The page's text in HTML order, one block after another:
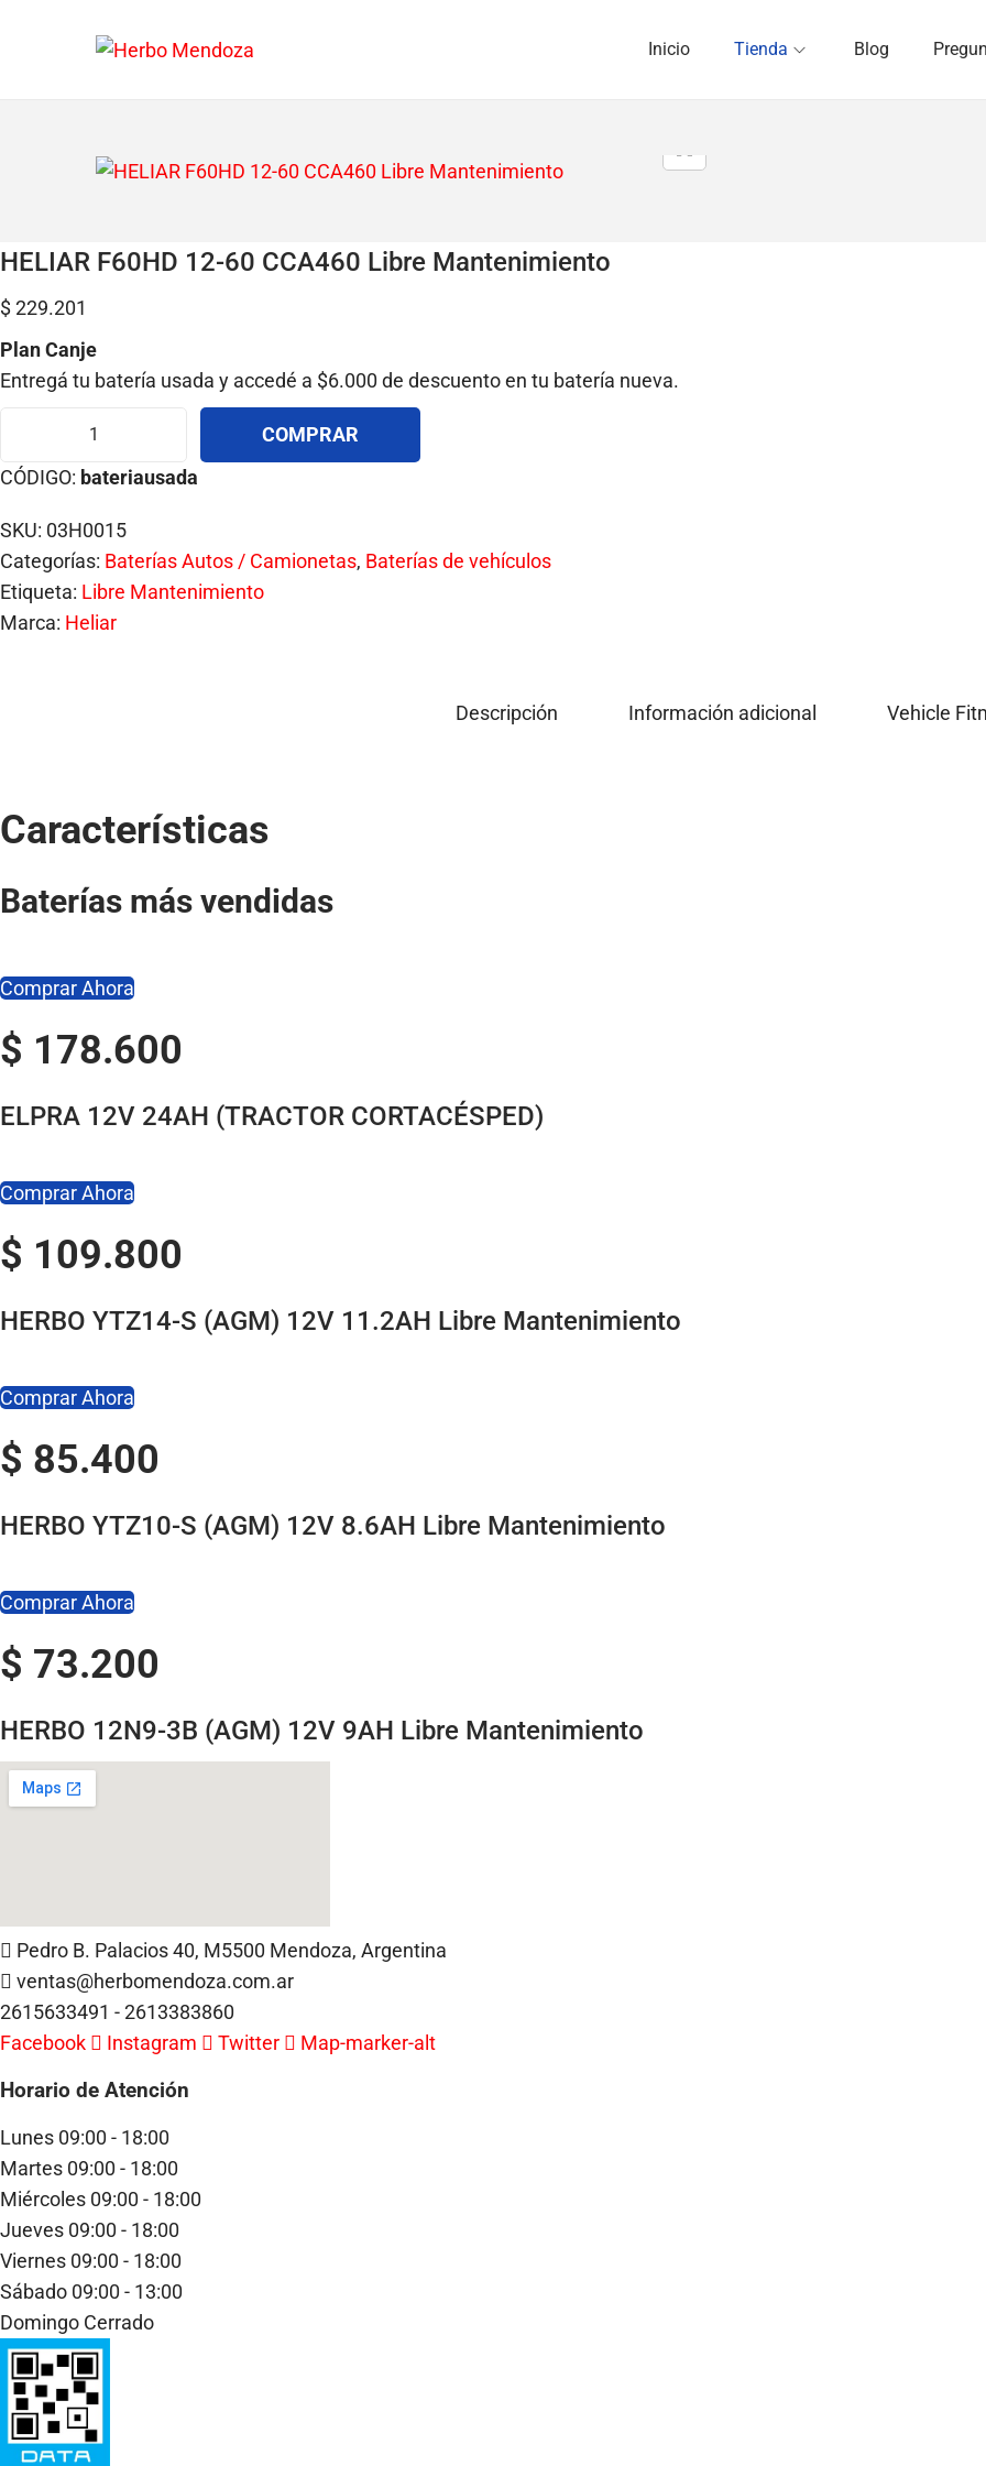
t
a
l
a
e
c
i
ó
n
t
a
l
n
e
d
o
Inicio Tienda Blog
HELIAR F60HD 12-60 CCA460 Libre Mantenimiento
$229.201
Plan Canje
Entregá tu batería usada y accedé a $6.000 de descuento en tu batería nueva.
H
E
I
A
R
F
2
-
0
C
A
4
6
L
b
e
a
e
i
i
n
t
o
c
n
t
i
COMPRAR
CÓDIGO: bateriausada
SKU: 03H0015
Categorías: Baterías Autos / Camionetas, Baterías de vehículos
Etiqueta: Libre Mantenimiento
Marca: Heliar
Descripción Información adicional Vehicle
Características
Baterías más vendidas
Comprar Ahora
$ 178.600
ELPRA 12V 24AH (TRACTOR CORTACÉSPED)
Comprar Ahora
$ 109.800
HERBO YTZ14-S (AGM) 12V 11.2AH Libre Mantenimiento
Comprar Ahora
$ 85.400
HERBO YTZ10-S (AGM) 12V 8.6AH Libre Mantenimiento
Comprar Ahora
$ 73.200
HERBO 12N9-3B (AGM) 12V 9AH Libre Mantenimiento
Pedro B. Palacios 40, M5500 Mendoza, Argentina
ventas@herbomendoza.com.ar
2615633491 - 2613383860
Facebook
Instagram Twitter Map-marker-alt
Horario de Atención
Lunes 09:00 - 18:00
Martes 09:00 - 18:00
Miércoles 09:00 - 18:00
Jueves 09:00 - 18:00
Viernes 09:00 - 18:00
Sábado 09:00 - 13:00
Domingo Cerrado